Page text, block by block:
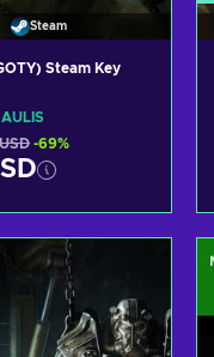
Steam
Steam Key
-69%
į krepšelį
pasiūlymus